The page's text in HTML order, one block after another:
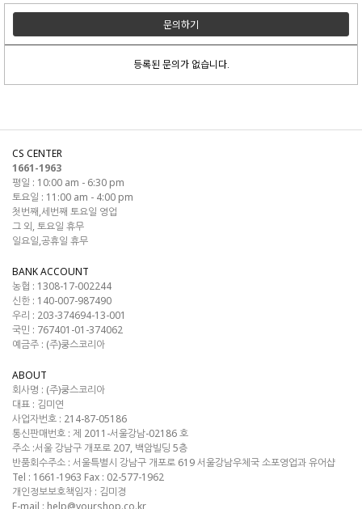
문의하기
등록된 문의가 없습니다.
CS CENTER
1661-1963
평일 : 10:00 am - 6:30 pm
토요일 : 11:00 am - 4:00 pm
첫번째,세번째 토요일 영업
그 외, 토요일 휴무
일요일,공휴일 휴무
BANK ACCOUNT
농협 : 1308-17-002244
신한 : 140-007-987490
우리 : 203-374694-13-001
국민 : 767401-01-374062
예금주 : (주)쿵스코리아
ABOUT
회사명 : (주)쿵스코리아
대표 : 김미연
사업자번호 : 214-87-05186
통신판매번호 : 제 2011-서울강남-02186 호
주소 :서울 강남구 개포로 207, 백암빌딩 5층
반품회수주소 : 서울특별시 강남구 개포로 619 서울강남우체국 소포영업과 유어샵
Tel : 1661-1963 Fax : 02-577-1962
개인정보보호책임자 : 김미경
E-mail : help@yourshop.co.kr